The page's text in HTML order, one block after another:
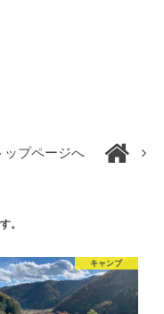
ップページへ
。
キャンプ